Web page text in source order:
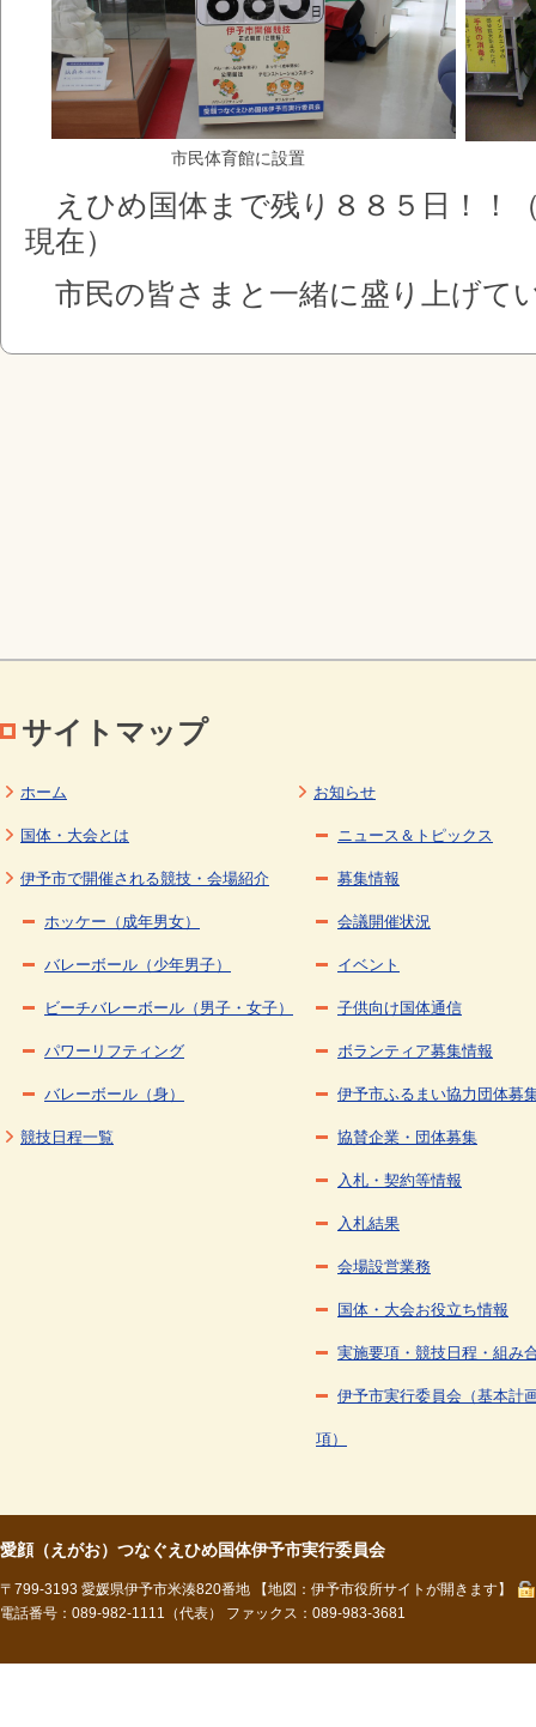
市民体育館に設置
えひめ国体まで残り８８５日！！
現在）
市民の皆さまと一緒に盛り上げて
サイトマップ
ホーム
国体・大会とは
伊予市で開催される競技・会場紹介
ホッケー（成年男女）
バレーボール（少年男子）
ビーチバレーボール（男子・女子）
パワーリフティング
バレーボール（身）
競技日程一覧
お知らせ
ニュース＆トピックス
募集情報
会議開催状況
イベント
子供向け国体通信
ボランティア募集情報
伊予市ふるまい協力団体募
協賛企業・団体募集
入札・契約等情報
入札結果
会場設営業務
国体・大会お役立ち情報
実施要項・競技日程・組み
伊予市実行委員会（基本計
項）
愛顔（えがお）つなぐえひめ国体伊予市実行委員会
〒799-3193 愛媛県伊予市米湊820番地
【地図：伊予市役所サイトが開きます】
電話番号：089-982-1111（代表） ファックス：089-983-3681